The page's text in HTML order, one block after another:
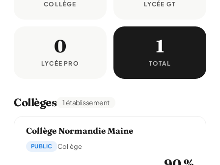
COLLÈGE LYCÉE GT
0
LYCÉE PRO
1
TOTAL
Collèges 1 établissement
Collège Normandie Maine
PUBLIC Collège